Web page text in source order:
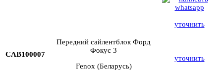
уточнить
CAB100007
Передний сайлентблок Форд
Фокус 3
Fenox (Беларусь)
уточнить